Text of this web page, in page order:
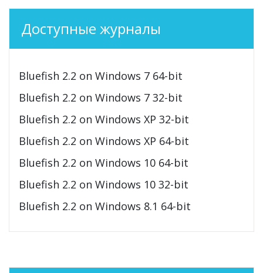
Доступные журналы
Bluefish 2.2 on Windows 7 64-bit
Bluefish 2.2 on Windows 7 32-bit
Bluefish 2.2 on Windows XP 32-bit
Bluefish 2.2 on Windows XP 64-bit
Bluefish 2.2 on Windows 10 64-bit
Bluefish 2.2 on Windows 10 32-bit
Bluefish 2.2 on Windows 8.1 64-bit